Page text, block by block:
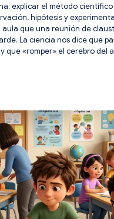
explicar el método
hipótesis y
aula que una reunión de
La ciencia nos dice que
que «romper» el cerebro del